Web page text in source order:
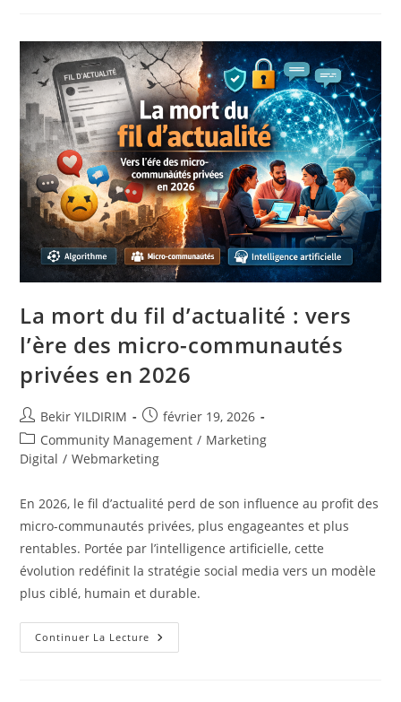
Mais
Plus
Stratégique
Que
Jamais
!
La mort du fil d’actualité : vers
l’ère des micro-communautés
privées en 2026
Auteur/autrice
de
la
publication :
Bekir YILDIRIM
Publication
publiée :
février 19, 2026
Post
category:
Community Management / Marketing
Digital / Webmarketing
En 2026, le fil d’actualité perd de son influence au profit des
micro-communautés privées, plus engageantes et plus
rentables. Portée par l’intelligence artificielle, cette
évolution redéfinit la stratégie social media vers un modèle
plus ciblé, humain et durable.
Continuer La Lecture La
Mort